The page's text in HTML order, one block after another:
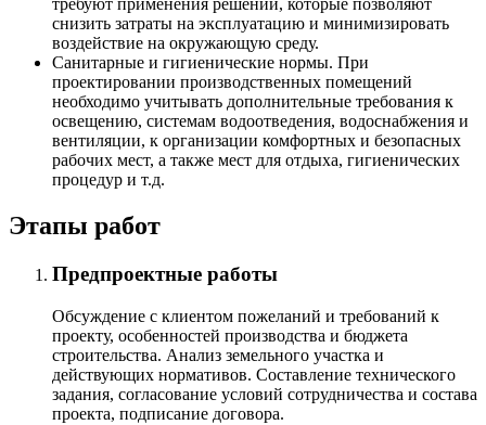
требуют применения решений, которые позволяют
снизить затраты на эксплуатацию и минимизировать
воздействие на окружающую среду.
Санитарные и гигиенические нормы. При
проектировании производственных помещений
необходимо учитывать дополнительные требования к
освещению, системам водоотведения, водоснабжения и
вентиляции, к организации комфортных и безопасных
рабочих мест, а также мест для отдыха, гигиенических
процедур и т.д.
Этапы работ
Предпроектные работы
Обсуждение с клиентом пожеланий и требований к
проекту, особенностей производства и бюджета
строительства. Анализ земельного участка и
действующих нормативов. Составление технического
задания, согласование условий сотрудничества и состава
проекта, подписание договора.